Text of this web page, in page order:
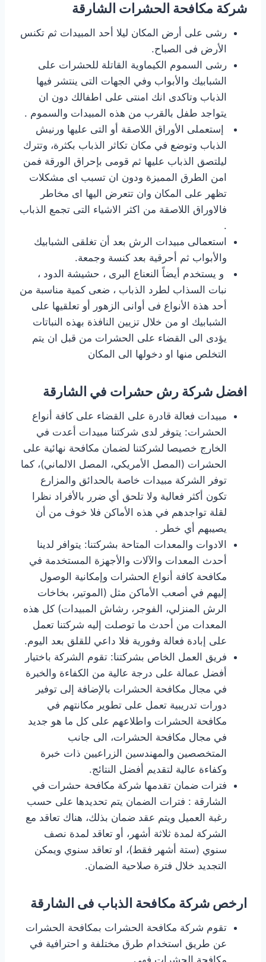
شركة مكافحة الحشرات الشارقة
رشى على أرض المكان ليلا أحد المبيدات ثم تكنس
الأرض فى الصباح.
رشى السموم الكيماوية القاتلة للحشرات على
الشبابيك والأبواب وفي الجهات التى ينتشر فيها
الذباب وتاكدى انك امنتى على اطفالك دون ان
يتواجد طفل بالقرب من هذه المبيدات والسموم .
إستعملى الأوراق اللاصقة أو التى عليها ورنيش
الذباب وتوضع في مكان تكاثر الذباب بكثرة، وتترك
ليلتصق الذباب عليها ثم قومى بإحراق الورقة فمن
امن الطرق المميزة ودون ان تسبب اى مشكلات
تظهر على المكان وان تتعرض اليها اى مخاطر
فالاوراق اللاصقة من اكثر الاشياء التى تجمع الذباب
.
استعمالى مبيدات الرش بعد أن تغلقى الشبابيك
والأبواب ثم أحرقية بعد كنسة وجمعة.
و يستخدم أيضاً النعناع البرى ، حشيشة الدود ،
نبات السذاب لطرد الذباب ، ضعى كمية مناسبة من
أحد هذة الأنواع فى أوانى الزهور أو تعلقيها على
الشبابيك او من خلال تزيين النافذة بهذه النباتات
يؤدى الى القضاء على الحشرات من قبل ان يتم
التخلص منها او دخولها الى المكان
افضل شركة رش حشرات في الشارقة
مبيدات فعالة قادرة على القضاء على كافة أنواع
الحشرات: يتوفر لدى شركتنا مبيدات أعدت في
الخارج خصيصا لشركتنا لضمان مكافحة نهائية على
الحشرات (المصل الأمريكي، المصل الالماني)، كما
توفر الشركة مبيدات خاصة بالحدائق والمزارع
تكون أكثر فعالية ولا تلحق أي ضرر بالأفراد نظرا
لقلة تواجدهم في هذه الأماكن فلا خوف من أن
يصيبهم أي خطر .
الادوات والمعدات المتاحة بشركتنا: يتوافر لدينا
أحدث المعدات والآلات والأجهزة المستخدمة في
مكافحة كافة أنواع الحشرات وإمكانية الوصول
إليهم في أصعب الأماكن مثل (الموتير، بخاخات
الرش المنزلي، الفوجر، رشاش المبيدات) كل هذه
المعدات من أحدث ما توصلت إليه شركتنا تعمل
على إبادة فعالة وفورية فلا داعي للقلق بعد اليوم.
فريق العمل الخاص بشركتنا: تقوم الشركة باختيار
أفضل عمالة على درجة عالية من الكفاءة والخبرة
في مجال مكافحة الحشرات بالإضافة إلى توفير
دورات تدريبية تعمل على تطوير مكانتهم في
مكافحة الحشرات واطلاعهم على كل ما هو جديد
في مجال مكافحة الحشرات، الى جانب
المتخصصين والمهندسين الزراعيين ذات خبرة
وكفاءة عالية لتقديم أفضل النتائج.
فترات ضمان تقدمها شركة مكافحة حشرات في
الشارقة : فترات الضمان يتم تحديدها على حسب
رغبة العميل ويتم عقد ضمان بذلك، هناك تعاقد مع
الشركة لمدة ثلاثة أشهر، أو تعاقد لمدة نصف
سنوي (ستة أشهر فقط)، او تعاقد سنوي ويمكن
التجديد خلال فترة صلاحية الضمان.
ارخص شركة مكافحة الذباب فى الشارقة
تقوم شركة مكافحة الحشرات بمكافحة الحشرات
عن طريق استخدام طرق مختلفة و احترافية في